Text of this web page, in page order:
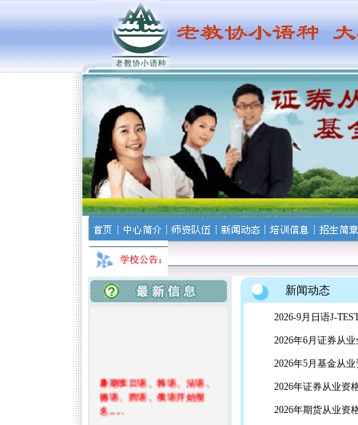
暑期班日语、韩语、法语、
德语、西语、俄语开始报
名......
新闻动态
2026-9月日语J-
2026年6月证券从
2026年5月基金从
2026年证券从业资
2026年期货从业资